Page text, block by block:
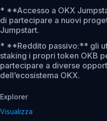
* **Accesso a OKX
di partecipare a nuovi
Jumpstart.
* **Reddito passivo:** gli
staking i propri token OKB
partecipare a diverse
dell’ecosistema OKX.
Explorer
Visualizza